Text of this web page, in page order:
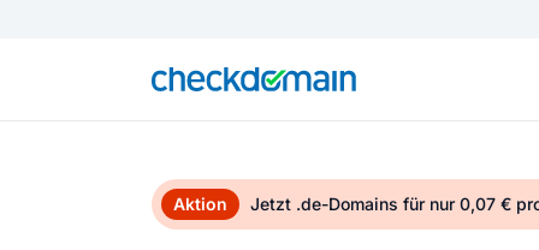
Aktion Jetzt .de-Domains für nur 0,07 €